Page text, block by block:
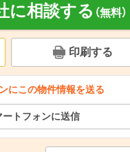
バルコニー その他設備
に相談する （無料）
印刷する
にこの物件情報を送る
トフォンに送信